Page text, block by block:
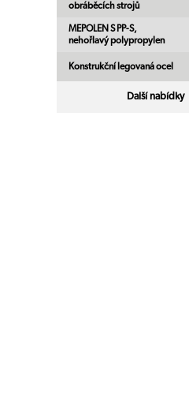
obráběcích strojů
MEPOLEN S PP-S,
nehořlavý polypropylen
Konstrukční legovaná ocel
Další nabídky